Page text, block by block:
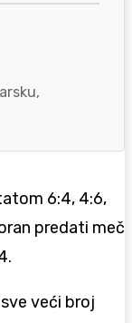
6:4, 4:6,
predati meč
veći broj